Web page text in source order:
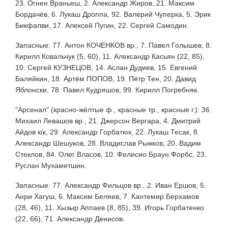
23. Огнен Враньеш, 2. Александр Жиров, 21. Максим
Бордачёв, 6. Лукаш Дроппа, 92. Валерий Чуперка, 5. Эрик
Бикфалви, 17. Алексей Пугин, 22. Сергей Самодин.
Запасные: 77. Антон КОЧЕНКОВ вр., 7. Павел Голышев, 8.
Кирилл Ковальчук (5, 60), 11. Александр Касьян (22, 85),
10. Сергей КУЗНЕЦОВ, 14. Аслан Дудиев, 15. Евгений
Баляйкин, 18. Артём ПОПОВ, 19. Пётр Тен, 20. Давид
Яблонски, 78. Павел Кудряшов, 99. Кирилл Погребняк.
"Арсенал" (красно-жёлтые ф., красные тр., красные г.): 36.
Михаил Левашов вр., 21. Джерсон Вергара, 4. Дмитрий
Айдов к/к, 29. Александр Горбатюк, 22. Лукаш Тесак, 8.
Александр Шешуков, 28. Владислав Рыжков, 20. Вадим
Стеклов, 84. Олег Власов, 10. Фелисио Браун Форбс, 23.
Руслан Мухаметшин.
Запасные: 77. Александр Фильцов вр., 2. Иван Ершов, 5.
Анри Хагуш, 6. Максим Беляев, 7. Кантемир Берхамов
(28, 46), 11. Хызыр Аппаев (8, 85), 39. Игорь Горбатенко
(22, 66), 71. Александр Денисов.